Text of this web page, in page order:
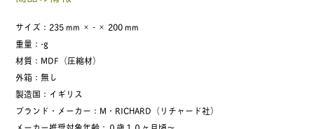
サイズ：235 mm × - × 200 mm
重量：-g
材質：MDF（圧縮材）
外箱：無し
製造国：イギリス
ブランド・メーカー：M・RICHARD（リチャード社）